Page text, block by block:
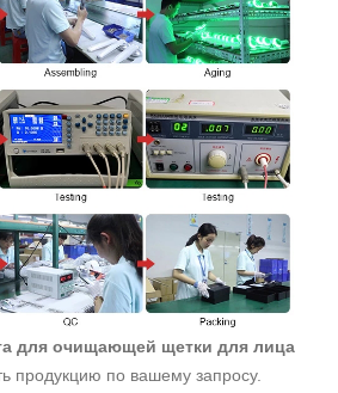
для очищающей щетки для лица
продукцию по вашему запросу.